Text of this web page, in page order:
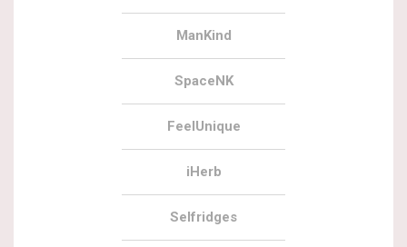
ManKind
SpaceNK
FeelUnique
iHerb
Selfridges